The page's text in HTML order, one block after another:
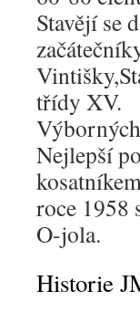
Stavějí se
třídy XV.
Nejlepší
roce 1958
O-jola.
Historie